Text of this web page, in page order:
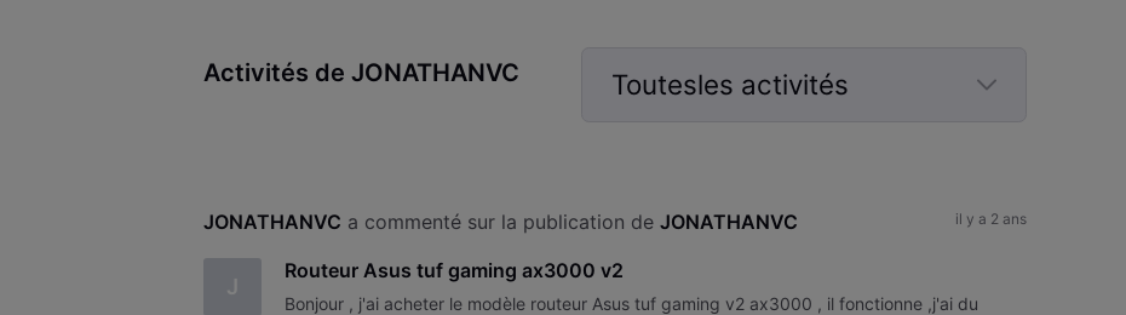
Activités de JONATHANVC
Toutesles activités
JONATHANVC a commenté sur la publication de JONATHANVC il y a 2 ans
J
Routeur Asus tuf gaming ax3000 v2
Bonjour , j'ai acheter le modèle routeur Asus tuf gaming v2 ax3000 , il fonctionne ,j'ai du